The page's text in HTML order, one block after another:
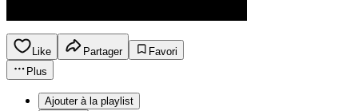
Like Partager
Favori
Plus
Ajouter à la playlist